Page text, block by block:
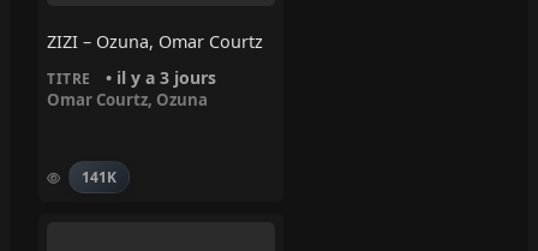
ZIZI – Ozuna, Omar Courtz
TITRE • il y a 3 jours
Omar Courtz, Ozuna
141K